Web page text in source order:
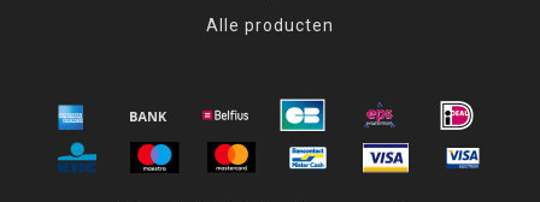
Alle producten